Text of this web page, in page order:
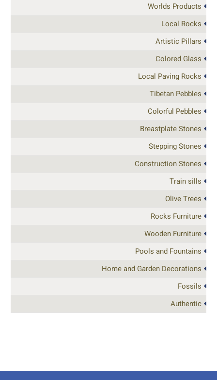
Worlds Products
Local Rocks
Artistic Pillars
Colored Glass
Local Paving Rocks
Tibetan Pebbles
Colorful Pebbles
Breastplate Stones
Stepping Stones
Construction Stones
Train sills
Olive Trees
Rocks Furniture
Wooden Furniture
Pools and Fountains
Home and Garden Decorations
Fossils
Authentic